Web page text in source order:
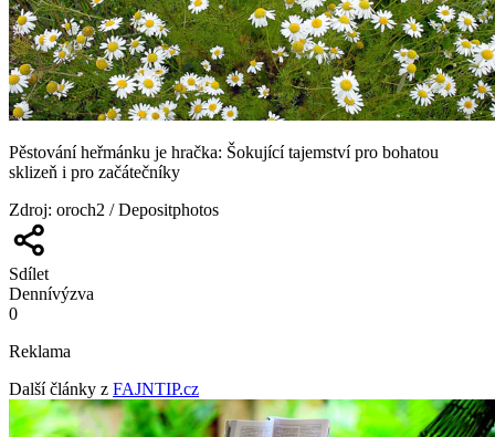
Pěstování heřmánku je hračka: Šokující tajemství pro bohatou
sklizeň i pro začátečníky
Zdroj: oroch2 / Depositphotos
Sdílet
Dennívýzva
0
Reklama
Další články z FAJNTIP.cz